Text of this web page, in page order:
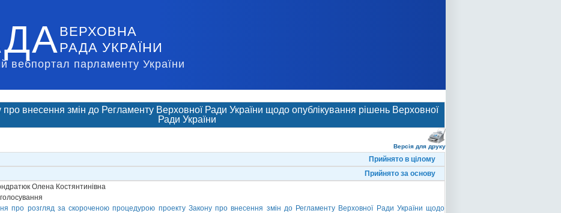
ВЕРХОВНА
РАДА УКРАЇНИ
вебпортал парламенту України
про внесення змін до Регламенту Верховної Ради України щодо опублікування рішень Верховної
Ради України
Версія для друку
Прийнято в цілому
Прийнято за основу
Олена Костянтинівна
про розгляд за скороченою процедурою проекту Закону про внесення змін до Регламенту Верховної Ради України щодо